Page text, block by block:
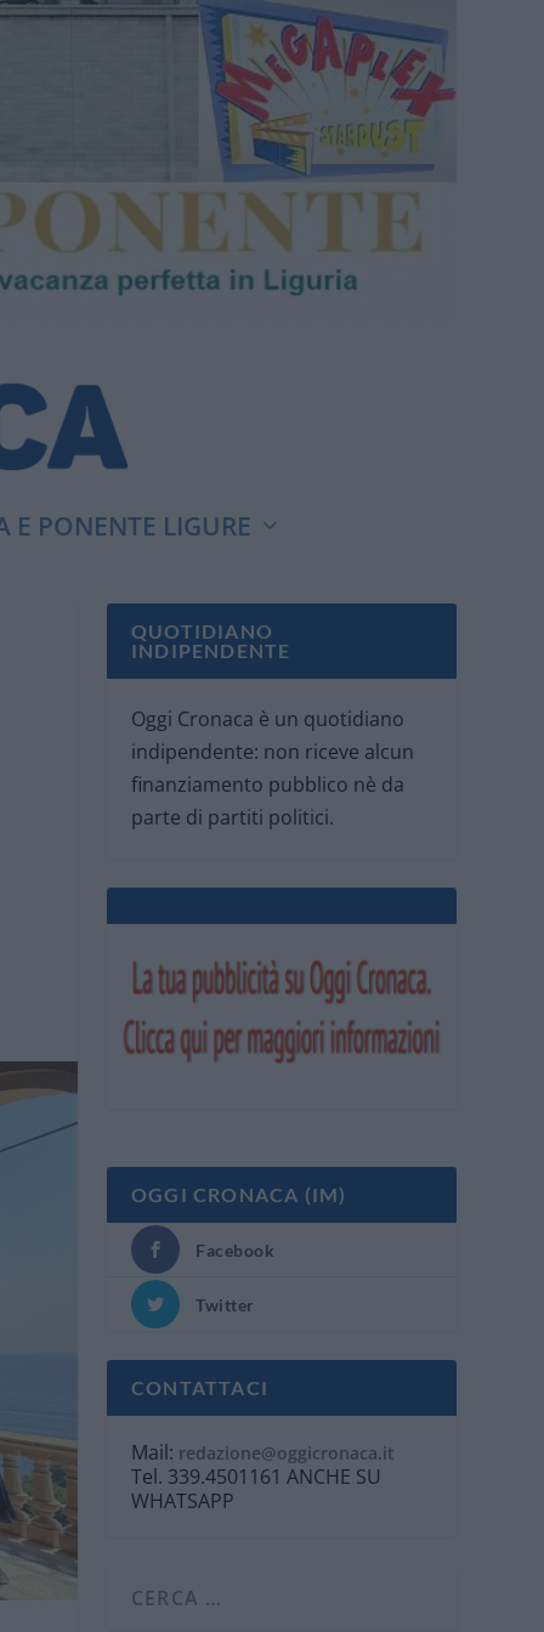
PONENTE LIGURE
QUOTIDIANO
INDIPENDENTE
Oggi Cronaca è un quotidiano
indipendente: non riceve alcun
finanziamento pubblico nè da
parte di partiti politici.
OGGI CRONACA (IM)
Facebook
Twitter
CONTATTACI
Mail: redazione@oggicronaca.it
Tel. 339.4501161 ANCHE SU
WHATSAPP